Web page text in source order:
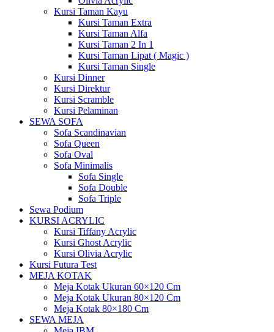
Kursi Taman Kayu
Kursi Taman Extra
Kursi Taman Alfa
Kursi Taman 2 In 1
Kursi Taman Lipat ( Magic )
Kursi Taman Single
Kursi Dinner
Kursi Direktur
Kursi Scramble
Kursi Pelaminan
SEWA SOFA
Sofa Scandinavian
Sofa Queen
Sofa Oval
Sofa Minimalis
Sofa Single
Sofa Double
Sofa Triple
Sewa Podium
KURSI ACRYLIC
Kursi Tiffany Acrylic
Kursi Ghost Acrylic
Kursi Olivia Acrylic
Kursi Futura Test
MEJA KOTAK
Meja Kotak Ukuran 60×120 Cm
Meja Kotak Ukuran 80×120 Cm
Meja Kotak 80×180 Cm
SEWA MEJA